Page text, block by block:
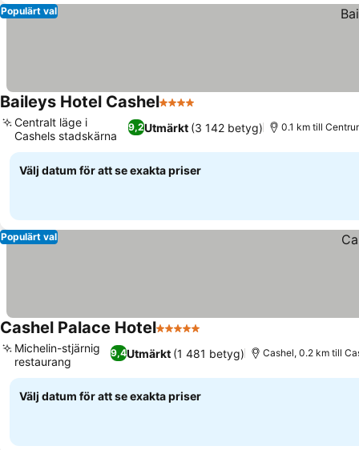
Populärt val
Baileys Hotel Cashel4 Stjärnor
9,2Utmärkt (3 142 betyg)
Centralt läge i
Cashels stadskärna
0.1 km till
Välj datum för att se exakta priser
Populärt val
Cashel Palace Hotel5 Stjärnor
9,4Utmärkt (1 481 betyg)
Michelin-stjärnig
restaurang
Cashel, 0.2 km till
Välj datum för att se exakta priser